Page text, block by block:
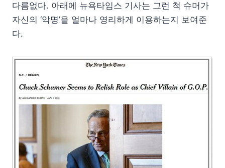
다름없다. 아래에 뉴욕타임스 기사는 그런 척 슈머가
자신의 ‘악명’을 얼마나 영리하게 이용하는지 보여준
다.